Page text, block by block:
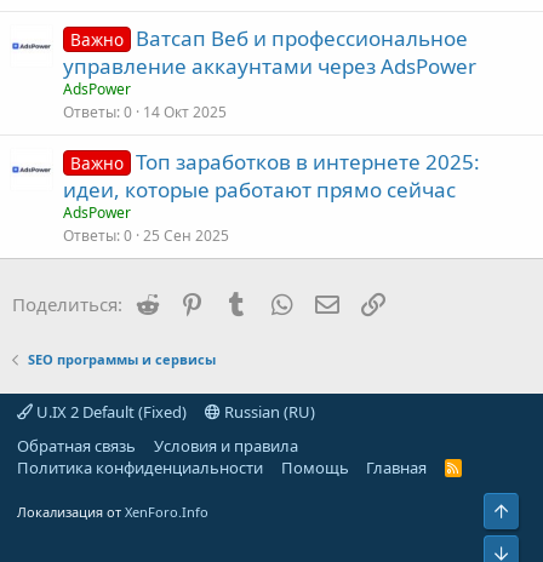
Важно Ватсап Веб и профессиональное
управление аккаунтами через AdsPower
AdsPower
Ответы 0 14 Окт 2025
Важно Топ заработков в интернете 2025:
идеи, которые работают прямо сейчас
AdsPower
Ответы 0 25 Сен 2025
Поделиться: Reddit PinterestTumblrWhatsAppЭлектронная почта
Ссылка
SEO программы и сервисы
U.IX 2 Default (Fixed)
Russian (RU)
Обратная связь
Условия и правила
Политика конфиденциальности
Помощь Главная
R
Локализация от XenForo.Info